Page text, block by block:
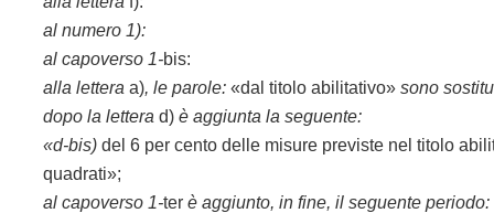
al numero 1):
al capoverso 1-bis:
alla lettera a), le parole: «dal titolo abilitativo»sono
dopo la lettera d)è aggiunta la seguente:
«d-bis) del 6 per cento delle misure previste nel titolo
quadrati»;
al capoverso 1-terè aggiunto, in fine, il seguente periodo: